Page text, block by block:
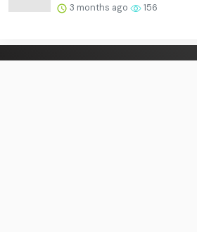
3 months ago 156